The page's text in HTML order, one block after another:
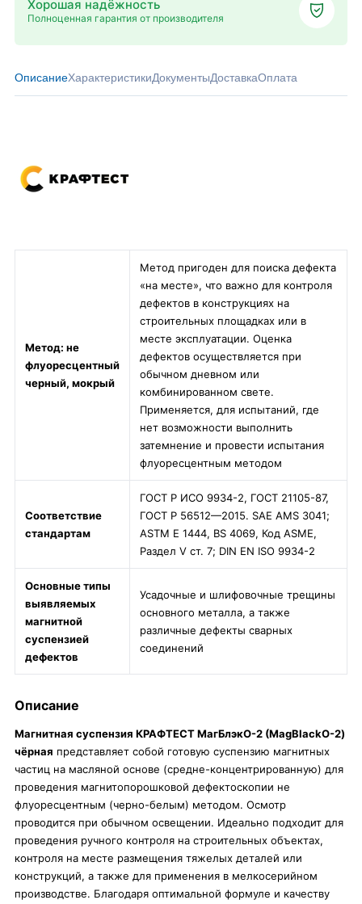
Хорошая надёжность
Полноценная гарантия от производителя
ОписаниеХарактеристикиДокументыДоставкаОплата
Метод: не
флуоресцентный
черный, мокрый
Метод пригоден для поиска дефекта
«на месте», что важно для контроля
дефектов в конструкциях на
строительных площадках или в
месте эксплуатации. Оценка
дефектов осуществляется при
обычном дневном или
комбинированном свете.
Применяется, для испытаний, где
нет возможности выполнить
затемнение и провести испытания
флуоресцентным методом
Соответствие
стандартам
ГОСТ Р ИСО 9934-2, ГОСТ 21105-87,
ГОСТ Р 56512—2015. SAE AMS 3041;
ASTM E 1444, BS 4069, Код ASME,
Раздел V ст. 7; DIN EN ISO 9934-2
Основные типы
выявляемых
магнитной
суспензией
дефектов
Усадочные и шлифовочные трещины
основного металла, а также
различные дефекты сварных
соединений
Описание
Магнитная суспензия КРАФТЕСТ МагБлэкО-2 (MagBlackO-2)
чёрная представляет собой готовую суспензию магнитных
частиц на масляной основе (средне-концентрированную) для
проведения магнитопорошковой дефектоскопии не
флуоресцентным (черно-белым) методом. Осмотр
проводится при обычном освещении. Идеально подходит для
проведения ручного контроля на строительных объектах,
контроля на месте размещения тяжелых деталей или
конструкций, а также для применения в мелкосерийном
производстве. Благодаря оптимальной формуле и качеству